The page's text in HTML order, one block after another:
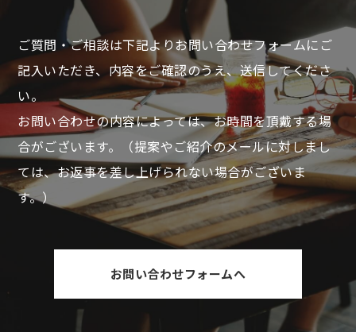
ご質問・ご相談は下記よりお問い合わせフォームにご
記入いただき、内容をご確認のうえ、送信してくださ
い。
お問い合わせの内容によっては、お時間を頂戴する場
合がございます。
（提案やご紹介のメールに対しまし
ては、お返事を差し上げられない場合がございま
す。）
お問い合わせフォームへ